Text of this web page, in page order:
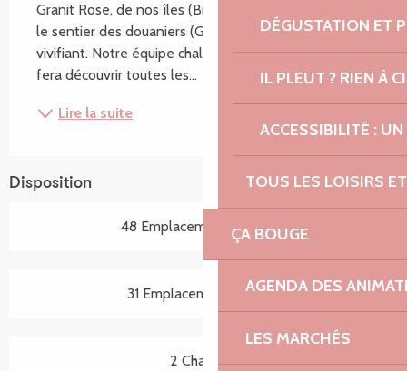
DÉGUSTATION ET
IL PLEUT ? RIEN À
ACCESSIBILITÉ :
TOUS LES LOISIRS
ÇA BOUGE
AGENDA DES
LES MARCHÉS
Granit Rose, de nos îles (Bréhat, les 7 îles). Flânez sur
le sentier des douaniers (GR34) et respirez notre air
vivifiant. Notre équipe chaleureuse et conviviale vous
fera découvrir toutes les...
Lire la suite
Disposition
48 Emplacement(s) locatif
31 Emplacement(s) nu(s)
2 Chalet(s)